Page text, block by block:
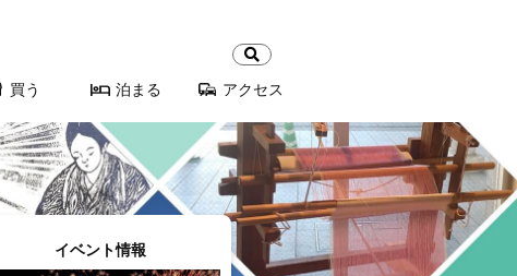
検
索:
買う 泊まる アクセス
イベント情報